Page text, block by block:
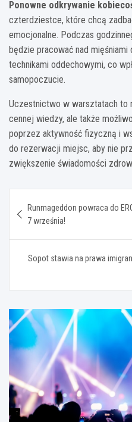
Ponowne odkrywanie
czterdziestce, które chcą
emocjonalne. Podczas
będzie pracować nad mięśniami
technikami oddechowymi, co
samopoczucie.
Uczestnictwo w warsztatach to
cennej wiedzy, ale także
poprzez aktywność fizyczną i
do rezerwacji miejsc, aby nie
zwiększenie świadomości
wpisu
Runmageddon powraca do
7 września!
Sopot stawia na prawa